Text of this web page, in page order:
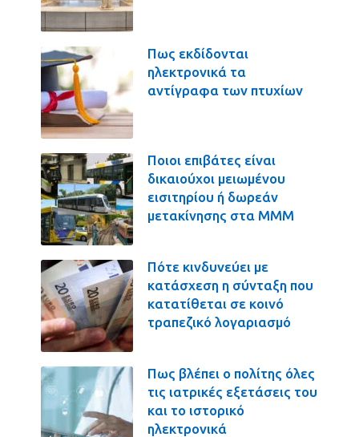
Πως εκδίδονται
ηλεκτρονικά τα
αντίγραφα των πτυχίων
Ποιοι επιβάτες είναι
δικαιούχοι μειωμένου
εισιτηρίου ή δωρεάν
μετακίνησης στα ΜΜΜ
Πότε κινδυνεύει με
κατάσχεση η σύνταξη που
κατατίθεται σε κοινό
τραπεζικό λογαριασμό
Πως βλέπει ο πολίτης όλες
τις ιατρικές εξετάσεις του
και το ιστορικό
ηλεκτρονικά